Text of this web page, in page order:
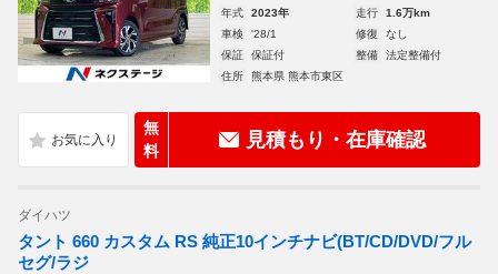
年式 2023年 走行
1.6万km
車検
'28/1 修復
なし
保証
保証付 整備
法定整備付
住所
熊本県 熊本市東区
無
料
見積もり・在庫確認
ダイハツ
タント 660 カスタム RS 純正10インチナビ(BT/CD/DVD/フル
セグ/ラジ